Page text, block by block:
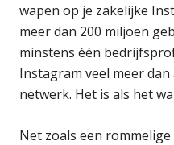
wapen op je zakelijke
meer dan 200 miljoen
minstens één
Instagram veel meer dan
netwerk. Het is als het
Net zoals een